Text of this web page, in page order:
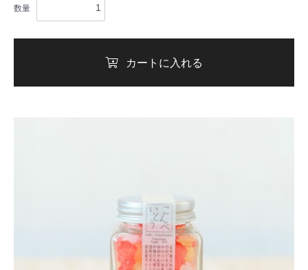
数量
カートに入れる